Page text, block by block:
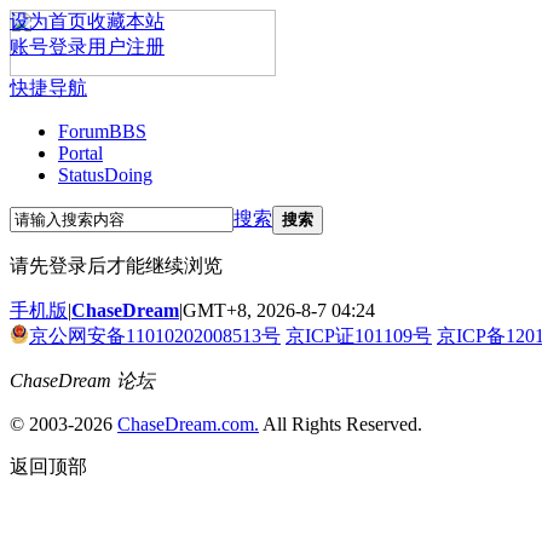
设为首页收藏本站
账号登录用户注册
快捷导航
ForumBBS
Portal
StatusDoing
搜索 搜索
请先登录后才能继续浏览
手机版|ChaseDream|GMT+8, 2026-8-7 04:24
京公网安备11010202008513号 京ICP证101109号 京ICP备
ChaseDream 论坛
© 2003-2026 ChaseDream.com. All Rights Reserved.
返回顶部